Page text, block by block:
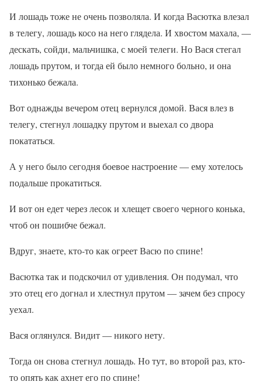
И лошадь тоже не очень позволяла. И когда Васютка влезал
в телегу, лошадь косо на него глядела. И хвостом махала, —
дескать, сойди, мальчишка, с моей телеги. Но Вася стегал
лошадь прутом, и тогда ей было немного больно, и она
тихонько бежала.
Вот однажды вечером отец вернулся домой. Вася влез в
телегу, стегнул лошадку прутом и выехал со двора
покататься.
А у него было сегодня боевое настроение — ему хотелось
подальше прокатиться.
И вот он едет через лесок и хлещет своего черного конька,
чтоб он пошибче бежал.
Вдруг, знаете, кто-то как огреет Васю по спине!
Васютка так и подскочил от удивления. Он подумал, что
это отец его догнал и хлестнул прутом — зачем без спросу
уехал.
Вася оглянулся. Видит — никого нету.
Тогда он снова стегнул лошадь. Но тут, во второй раз, кто-
то опять как ахнет его по спине!